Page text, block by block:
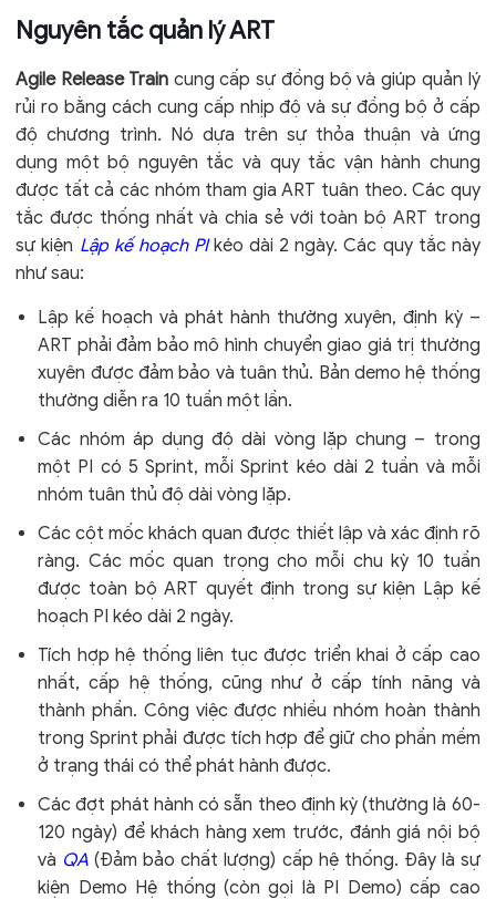
Nguyên tắc quản lý ART
Agile Release Traincung cấp sự đồng bộ và giúp quản lý
rủi ro bằng cách cung cấp nhịp độ và sự đồng bộ ở cấp
độ chương trình. Nó dựa trên sự thỏa thuận và ứng
dụng một bộ nguyên tắc và quy tắc vận hành chung
được tất cả các nhóm tham gia ART tuân theo. Các quy
tắc được thống nhất và chia sẻ với toàn bộ ART trong
sự kiện Lập kế hoạch PI kéo dài 2 ngày. Các quy tắc này
như sau:
Lập kế hoạch và phát hành thường xuyên, định kỳ –
ART phải đảm bảo mô hình chuyển giao giá trị thường
xuyên được đảm bảo và tuân thủ. Bản demo hệ thống
thường diễn ra 10 tuần một lần.
Các nhóm áp dụng độ dài vòng lặp chung – trong
một PI có 5 Sprint, mỗi Sprint kéo dài 2 tuần và mỗi
nhóm tuân thủ độ dài vòng lặp.
Các cột mốc khách quan được thiết lập và xác định rõ
ràng. Các mốc quan trọng cho mỗi chu kỳ 10 tuần
được toàn bộ ART quyết định trong sự kiện Lập kế
hoạch PI kéo dài 2 ngày.
Tích hợp hệ thống liên tục được triển khai ở cấp cao
nhất, cấp hệ thống, cũng như ở cấp tính năng và
thành phần. Công việc được nhiều nhóm hoàn thành
trong Sprint phải được tích hợp để giữ cho phần mềm
ở trạng thái có thể phát hành được.
Các đợt phát hành có sẵn theo định kỳ (thường là 60-
120 ngày) để khách hàng xem trước, đánh giá nội bộ
và QA (Đảm bảo chất lượng) cấp hệ thống. Đây là sự
kiện Demo Hệ thống (còn gọi là PI Demo) cấp cao